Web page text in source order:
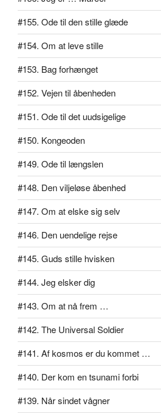
#155. Ode til den stille glæde
#154. Om at leve stille
#153. Bag forhænget
#152. Vejen til åbenheden
#151. Ode til det uudsigelige
#150. Kongeoden
#149. Ode til længslen
#148. Den viljeløse åbenhed
#147. Om at elske sig selv
#146. Den uendelige rejse
#145. Guds stille hvisken
#144. Jeg elsker dig
#143. Om at nå frem …
#142. The Universal Soldier
#141. Af kosmos er du kommet …
#140. Der kom en tsunami forbi
#139. Når sindet vågner